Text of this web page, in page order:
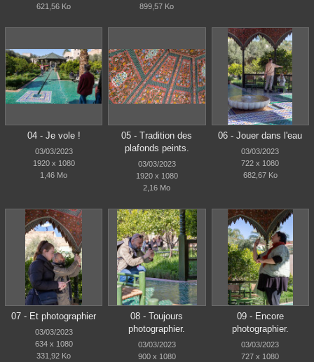
621,56 Ko
899,57 Ko
04 - Je vole !
03/03/2023
1920 x 1080
1,46 Mo
05 - Tradition des
plafonds peints.
03/03/2023
1920 x 1080
2,16 Mo
06 - Jouer dans l'eau
03/03/2023
722 x 1080
682,67 Ko
07 - Et photographier
03/03/2023
634 x 1080
331,92 Ko
08 - Toujours
photographier.
03/03/2023
900 x 1080
09 - Encore
photographier.
03/03/2023
727 x 1080